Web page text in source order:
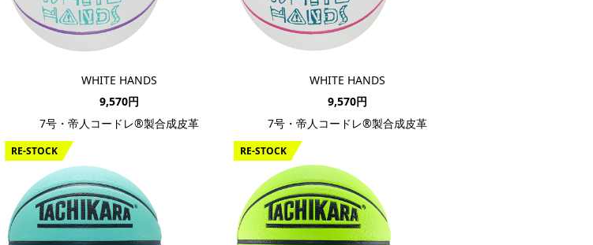
WHITE HANDS
9,570円
7号・帝人コードレ®製合成皮革
WHITE HANDS
9,570円
7号・帝人コードレ®製合成皮革
RE-STOCK RE-STOCK